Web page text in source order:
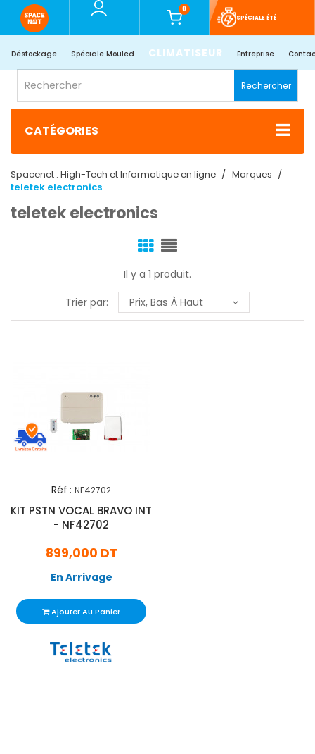
0
SPÉCIALE ÉTÉ
Déstockage Spéciale Mouled CLIMATISEUR Entreprise
Rechercher
CATÉGORIES
Spacenet : High-Tech et Informatique en ligne
Marques
teletek electronics
teletek electronics
Il y a 1 produit.
Trier par:
Prix, Bas À Haut
Réf : NF42702
KIT PSTN VOCAL BRAVO INT
- NF42702
899,000 DT
En Arrivage
Ajouter Au Panier